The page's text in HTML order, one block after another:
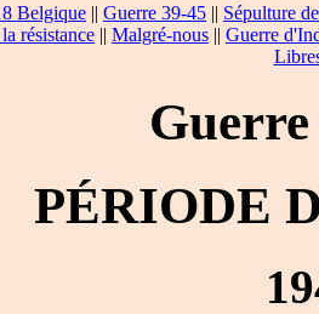
Belgique || Guerre 39-45 || Sépulture
résistance || Malgré-nous || Guerre
PÉRIODE